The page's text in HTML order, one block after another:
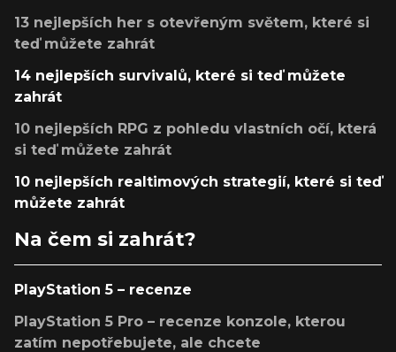
13 nejlepších her s otevřeným světem, které si
teď můžete zahrát
14 nejlepších survivalů, které si teď můžete
zahrát
10 nejlepších RPG z pohledu vlastních očí, která
si teď můžete zahrát
10 nejlepších realtimových strategií, které si teď
můžete zahrát
Na čem si zahrát?
PlayStation 5 – recenze
PlayStation 5 Pro – recenze konzole, kterou
zatím nepotřebujete, ale chcete